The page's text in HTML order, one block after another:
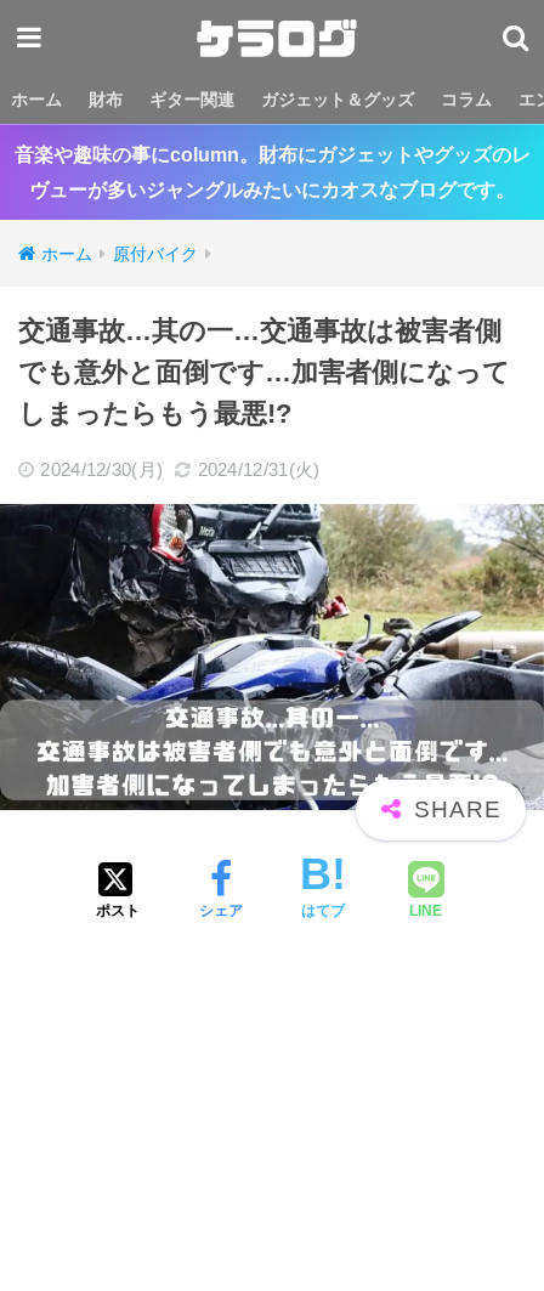
ホーム 財布 ギター関連 ガジェット＆グッズ コラム エ
音楽や趣味の事にcolumn。財布にガジェットやグッズのレ
ヴューが多いジャングルみたいにカオスなブログです。
ホーム 原付バイク
交通事故…其の一…交通事故は被害者側
でも意外と面倒です…加害者側になって
しまったらもう最悪!?
2024/12/30(月) 2024/12/31(火)
ポスト シェア はてブ LINE